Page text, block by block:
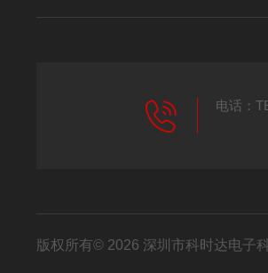
电话：
版权所有© 2026 深圳市科时达电